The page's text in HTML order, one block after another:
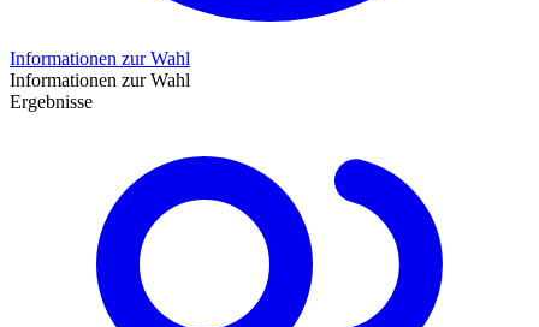
Informationen zur Wahl
Informationen zur Wahl
Ergebnisse